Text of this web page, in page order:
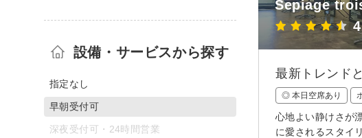
Sepiage
最新トレンド
◎ 本日空席あり
心地よい静けさが
に愛されるスタイ
設備・サービスから探す
指定なし
早朝受付可
深夜受付可・24時間営業